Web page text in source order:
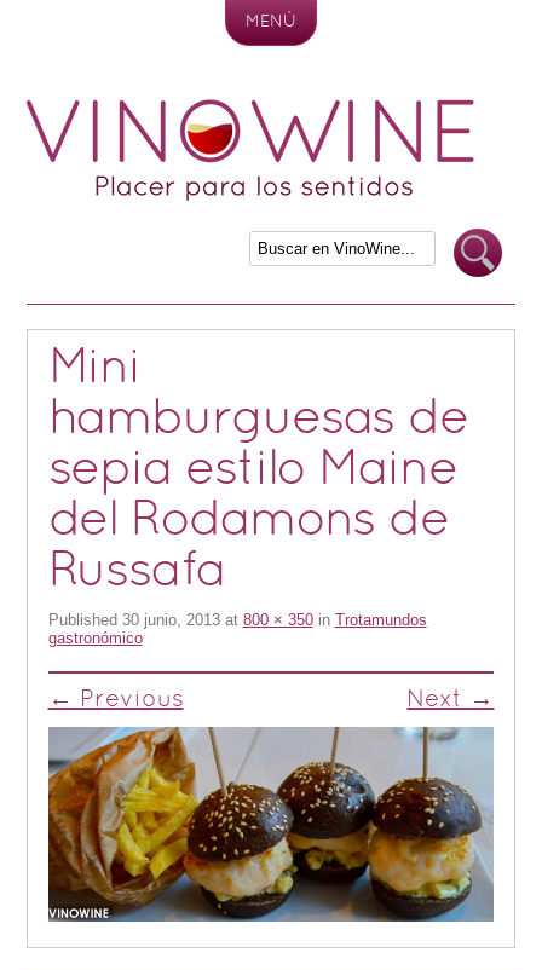
MENÚ
Mini
hamburguesas de
sepia estilo Maine
del Rodamons de
Russafa
Published 30 junio, 2013at 800 × 350in Trotamundos
gastronómico
← Previous Next →